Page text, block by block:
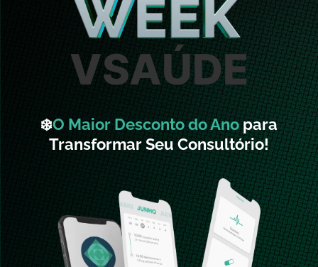
VSAÚDE
❄️O Maior Desconto do Anopara
Transformar Seu Consultório!